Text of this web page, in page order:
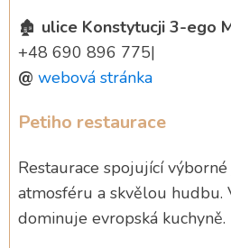
🏚️ ulice Konstytucji 3-ego
+48 690 896 775|
@ webová stránka
Petiho restaurace
Restaurace spojující
atmosféru a skvělou hudbu.
dominuje evropská kuchyně.